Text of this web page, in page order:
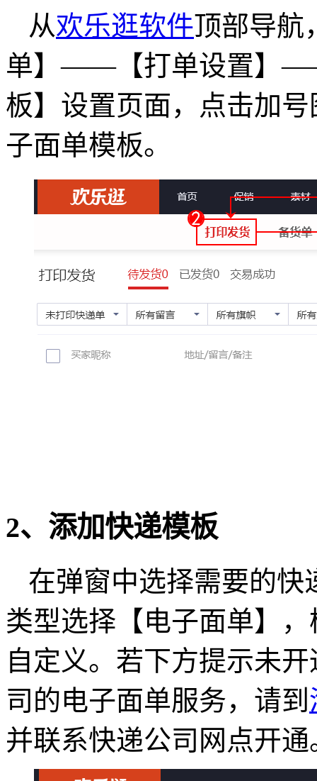
从欢乐逛软件顶部导航
单】——【打单设置】
板】设置页面，点击加
子面单模板。
2、添加快递模板
在弹窗中选择需要的快
类型选择【电子面单】
自定义。若下方提示未
司的电子面单服务，请到
并联系快递公司网点开通